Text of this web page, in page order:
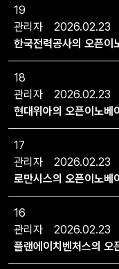
19
한국전력공사의 오픈이
관리자 2026.02.23
18
현대위아의 오픈이노베
관리자 2026.02.23
17
로만시스의 오픈이노베
관리자 2026.02.23
16
플랜에이치벤처스의 오
관리자 2026.02.23